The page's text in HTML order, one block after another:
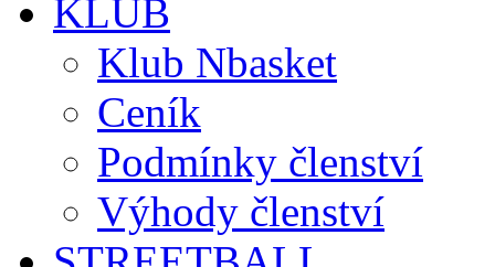
KLUB
Klub Nbasket
Ceník
Podmínky členství
Výhody členství